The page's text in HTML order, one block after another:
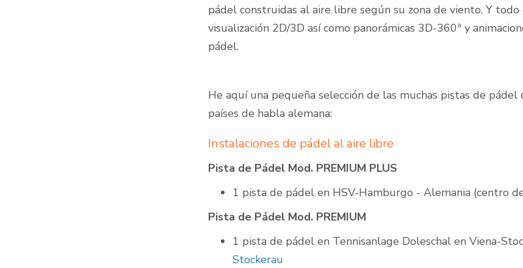
pádel construidas al aire libre según su zona de viento. Y
visualización 2D/3D así como panorámicas 3D-360ª y
pádel.
He aquí una pequeña selección de las muchas pistas de
países de habla alemana:
Instalaciones de pádel al aire libre
Pista de Pádel Mod. PREMIUM PLUS
1 pista de pádel en HSV-Hamburgo - Alemania (centro
Pista de Pádel Mod. PREMIUM
1 pista de pádel en Tennisanlage Doleschal en Viena-
Stockerau